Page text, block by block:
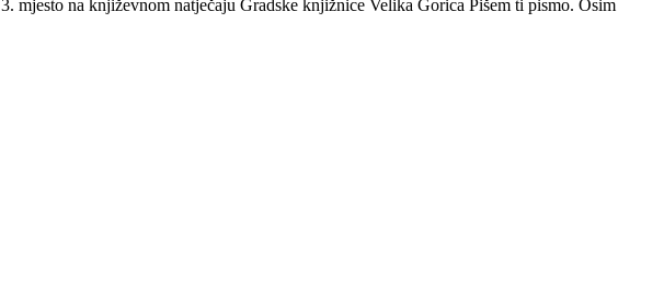
mjesto na književnom natječaju Gradske knjižnice Velika Gorica Pišem ti pismo. Osim